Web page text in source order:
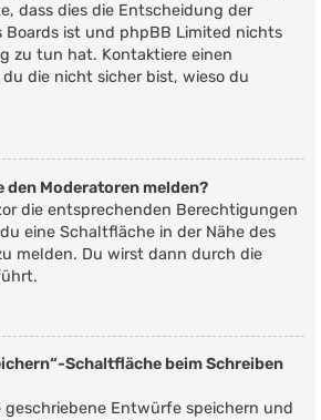
dass dies die Entscheidung der
Boards ist und phpBB Limited nichts
zu tun hat. Kontaktiere einen
die nicht sicher bist, wieso du
den Moderatoren melden?
die entsprechenden Berechtigungen
eine Schaltfläche in der Nähe des
melden. Du wirst dann durch die
Schaltfläche beim Schreiben
geschriebene Entwürfe speichern und